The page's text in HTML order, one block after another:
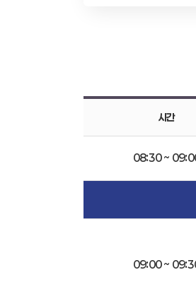
시간
08:30 ~
09:00 ~